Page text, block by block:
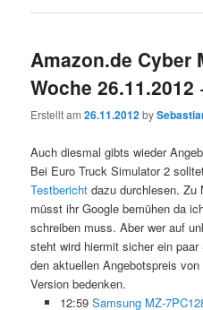
Amazon.de Cyber
Woche 26.11.2012
Erstellt am26.11.2012by
Auch diesmal gibts wieder
Bei Euro Truck Simulator 2
Testbericht dazu durchlesen. Zu
müsst ihr Google bemühen da
schreiben muss. Aber wer auf
steht wird hiermit sicher ein
den aktuellen Angebotspreis
Version bedenken.
12:59 Samsung MZ-